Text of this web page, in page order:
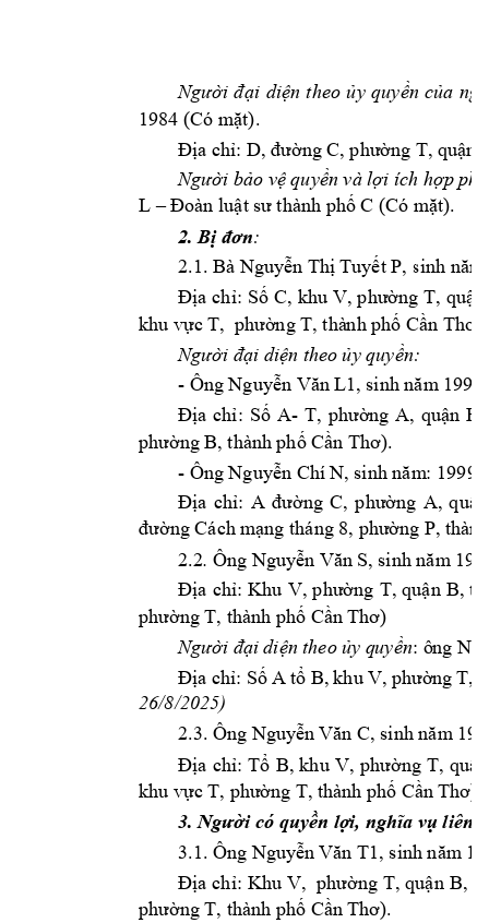
Người đại diện theo ủy quyền của
1984 (Có mặt).
Địa chỉ: D, đường C, phường T, quận
Người bảo vệ quyền và lợi ích hợp
L – Đoàn luật sư thành phố C (Có mặt).
2. Bị đơn:
2.1. Bà Nguyễn Thị Tuyết P, sinh năm
Địa chỉ: Số C, khu V, phường T, quậ
khu vực T,  phường T, thành phố Cần Thơ
Người đại diện theo ủy quyền:
- Ông Nguyễn Văn L1, sinh năm 1990
Địa chỉ: Số A- T, phường A, quận B,
phường B, thành phố Cần Thơ).
- Ông Nguyễn Chí N, sinh năm: 1999
Địa chỉ: A đường C, phường A, quậ
đường Cách mạng tháng 8, phường P,
2.2. Ông Nguyễn Văn S, sinh năm
Địa chỉ: Khu V, phường T, quận B,
phường T, thành phố Cần Thơ)
Người đại diện theo ủy quyền: ông N
Địa chỉ: Số A tổ B, khu V, phường T,
26/8/2025)
2.3. Ông Nguyễn Văn C, sinh năm
Địa chỉ: Tổ B, khu V, phường T, quậ
khu vực T, phường T, thành phố Cần Thơ).
3. Người có quyền lợi, nghĩa vụ liên
3.1. Ông Nguyễn Văn T1, sinh năm 19
Địa chỉ: Khu V, phường T, quận B,
phường T, thành phố Cần Thơ).